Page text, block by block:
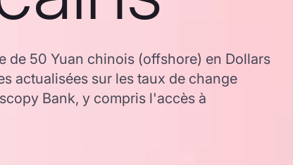
de 50 Yuan chinois (offshore) en Dollars
actualisées sur les taux de change
Bank, y compris l'accès à